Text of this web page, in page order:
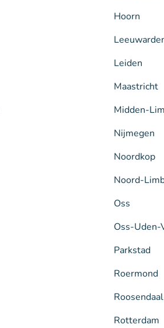
Hoorn
Leiden
Maastricht
Midden-
Nijmegen
Noordkop
Noord-
Oss
Oss-Uden-
Parkstad
Roermond
Rotterdam